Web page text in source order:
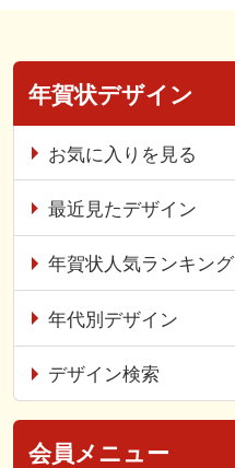
年賀状デザイン
お気に入りを見る
最近見たデザイン
年賀状人気ランキング
年代別デザイン
デザイン検索
会員メニュー